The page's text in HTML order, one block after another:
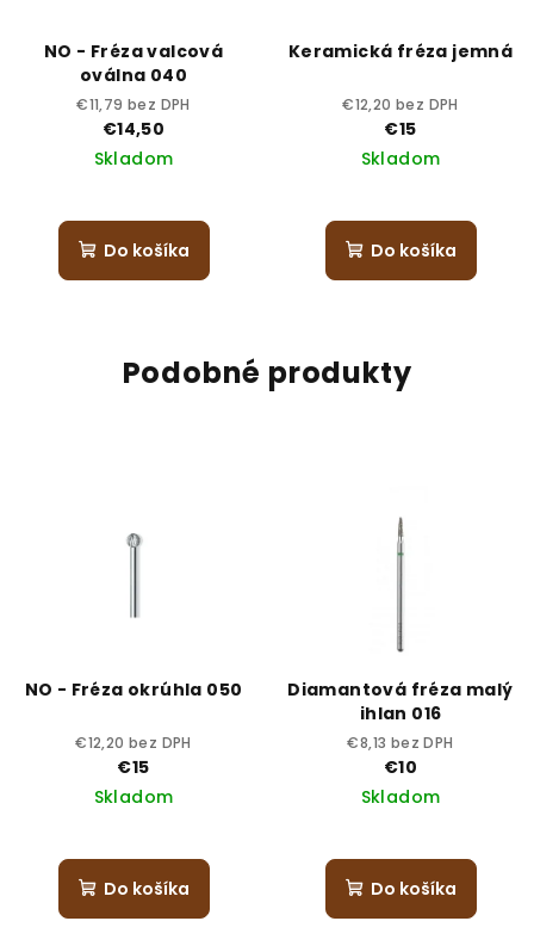
NO - Fréza valcová
oválna 040
€11,79 bez DPH
€14,50
Skladom
Do košíka
Keramická fréza jemná
€12,20 bez DPH
€15
Skladom
Do košíka
Podobné produkty
NO - Fréza okrúhla 050
€12,20 bez DPH
€15
Skladom
Do košíka
Diamantová fréza malý
ihlan 016
€8,13 bez DPH
€10
Skladom
Do košíka